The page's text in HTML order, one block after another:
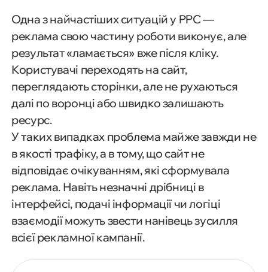
Одна з найчастіших ситуацій у PPC —
реклама свою частину роботи виконує, але
результат «ламається» вже після кліку.
Користувачі переходять на сайт,
переглядають сторінки, але не рухаються
далі по воронці або швидко залишають
ресурс.
У таких випадках проблема майже завжди не
в якості трафіку, а в тому, що сайт не
відповідає очікуванням, які сформувала
реклама. Навіть незначні дрібниці в
інтерфейсі, подачі інформації чи логіці
взаємодії можуть звести нанівець зусилля
всієї рекламної кампанії.